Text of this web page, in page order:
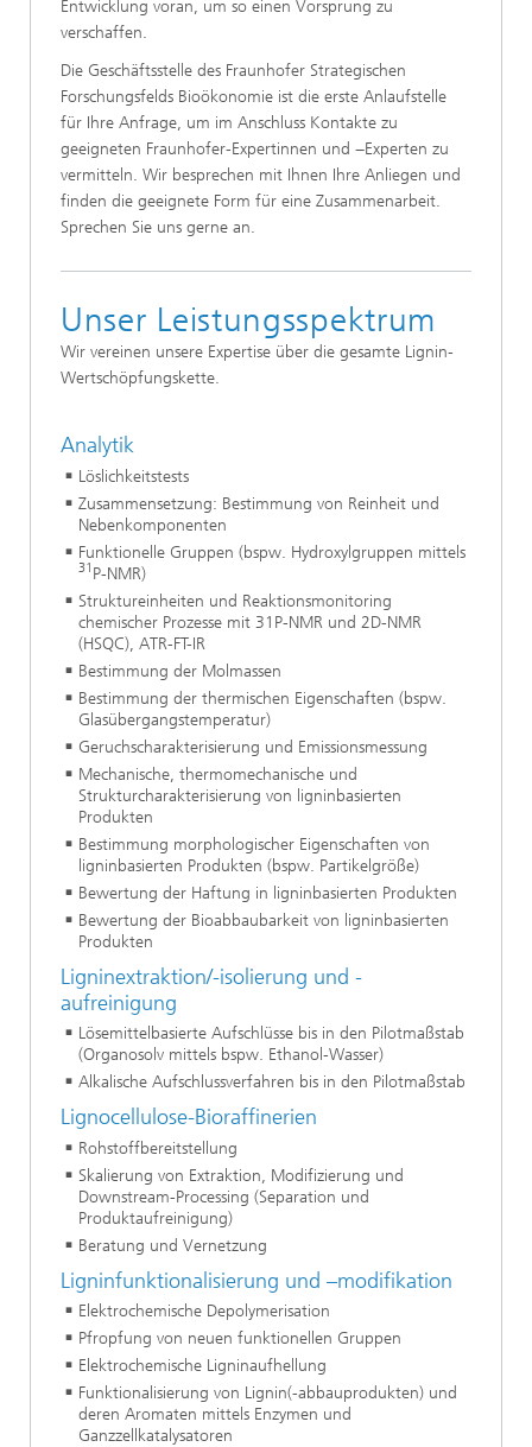
Entwicklung voran, um so einen Vorsprung zu
verschaffen.
Die Geschäftsstelle des Fraunhofer Strategischen
Forschungsfelds Bioökonomie ist die erste Anlaufstelle
für Ihre Anfrage, um im Anschluss Kontakte zu
geeigneten Fraunhofer-Expertinnen und −Experten zu
vermitteln. Wir besprechen mit Ihnen Ihre Anliegen und
finden die geeignete Form für eine Zusammenarbeit.
Sprechen Sie uns gerne an.
Unser Leistungsspektrum
Wir vereinen unsere Expertise über die gesamte Lignin-
Wertschöpfungskette.
Analytik
Löslichkeitstests
Zusammensetzung: Bestimmung von Reinheit und
Nebenkomponenten
Funktionelle Gruppen (bspw. Hydroxylgruppen mittels
31 P-NMR)
Struktureinheiten und Reaktionsmonitoring
chemischer Prozesse mit 31P-NMR und 2D-NMR
(HSQC), ATR-FT-IR
Bestimmung der Molmassen
Bestimmung der thermischen Eigenschaften (bspw.
Glasübergangstemperatur)
Geruchscharakterisierung und Emissionsmessung
Mechanische, thermomechanische und
Strukturcharakterisierung von ligninbasierten
Produkten
Bestimmung morphologischer Eigenschaften von
ligninbasierten Produkten (bspw. Partikelgröße)
Bewertung der Haftung in ligninbasierten Produkten
Bewertung der Bioabbaubarkeit von ligninbasierten
Produkten
Ligninextraktion/-isolierung und -
aufreinigung
Lösemittelbasierte Aufschlüsse bis in den Pilotmaßstab
(Organosolv mittels bspw. Ethanol-Wasser)
Alkalische Aufschlussverfahren bis in den Pilotmaßstab
Lignocellulose-Bioraffinerien
Rohstoffbereitstellung
Skalierung von Extraktion, Modifizierung und
Downstream-Processing (Separation und
Produktaufreinigung)
Beratung und Vernetzung
Ligninfunktionalisierung und –modifikation
Elektrochemische Depolymerisation
Pfropfung von neuen funktionellen Gruppen
Elektrochemische Ligninaufhellung
Funktionalisierung von Lignin(-abbauprodukten) und
deren Aromaten mittels Enzymen und
Ganzzellkatalysatoren